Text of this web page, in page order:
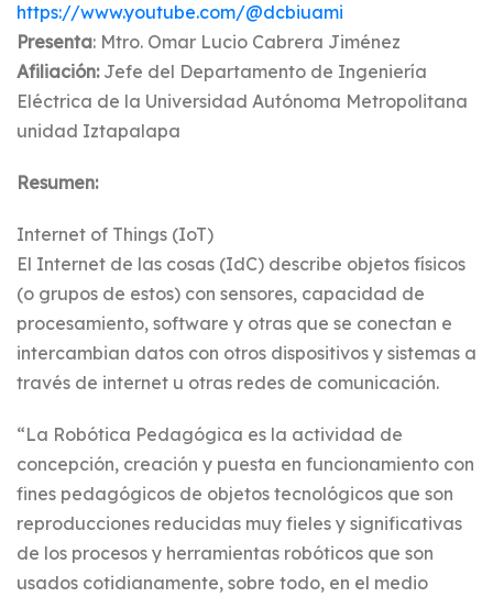
https://www.youtube.com/@dcbiuami
Presenta: Mtro. Omar Lucio Cabrera Jiménez
Afiliación:Jefe del Departamento de Ingeniería
Eléctrica de la Universidad Autónoma Metropolitana
unidad Iztapalapa
Resumen:
Internet of Things (IoT)
El Internet de las cosas (IdC) describe objetos físicos
(o grupos de estos) con sensores, capacidad de
procesamiento, software y otras que se conectan e
intercambian datos con otros dispositivos y sistemas a
través de internet u otras redes de comunicación.
“La Robótica Pedagógica es la actividad de
concepción, creación y puesta en funcionamiento con
fines pedagógicos de objetos tecnológicos que son
reproducciones reducidas muy fieles y significativas
de los procesos y herramientas robóticos que son
usados cotidianamente, sobre todo, en el medio